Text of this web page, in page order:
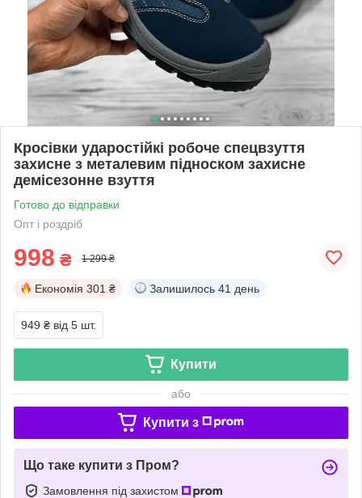
Кросівки ударостійкі робоче спецвзуття
захисне з металевим підноском захисне
демісезонне взуття
Готово до відправки
Опт і роздріб
998 ₴ 1 299 ₴
Економія 301 ₴ Залишилось 41 день
949 ₴ від 5 шт.
Купити
або
Купити з
Що таке купити з Пром?
Замовлення під захистом